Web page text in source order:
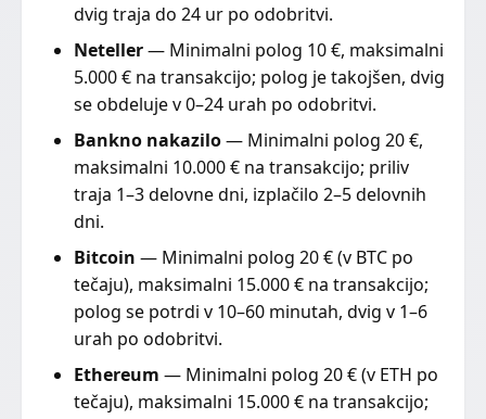
dvig traja do 24 ur po odobritvi.
Neteller— Minimalni polog 10 €, maksimalni
5.000 € na transakcijo; polog je takojšen, dvig
se obdeluje v 0–24 urah po odobritvi.
Bankno nakazilo— Minimalni polog 20 €,
maksimalni 10.000 € na transakcijo; priliv
traja 1–3 delovne dni, izplačilo 2–5 delovnih
dni.
Bitcoin — Minimalni polog 20 € (v BTC po
tečaju), maksimalni 15.000 € na transakcijo;
polog se potrdi v 10–60 minutah, dvig v 1–6
urah po odobritvi.
Ethereum — Minimalni polog 20 € (v ETH po
tečaju), maksimalni 15.000 € na transakcijo;